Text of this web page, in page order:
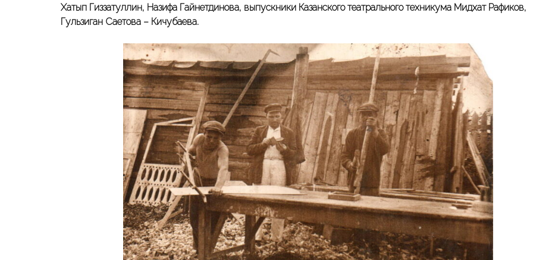
Хатып Гиззатуллин, Назифа Гайнетдинова, выпускники Казанского театрального техникума Мидхат Рафиков,
Гульзиган Саетова – Кичубаева.